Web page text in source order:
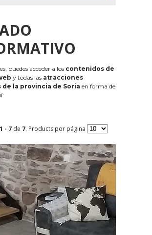
puedes acceder a los contenidos de
y todas las atracciones
la provincia de Soria en forma de
1 - 7 de 7. Products por página